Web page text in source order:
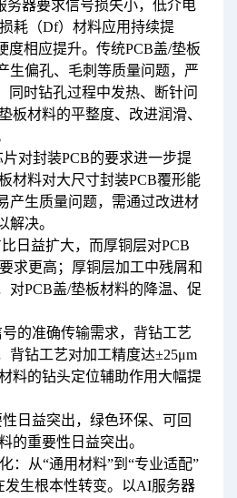
务器要求信号损失小，低介电
耗（Df）材料应用持续提
度相应提升。传统PCB盖/垫板
生偏孔、毛刺等质量问题，严
同时钻孔过程中发热、断针问
板材料的平整度、改进润滑、
对封装PCB的要求进一步提
材料对大尺寸封装PCB覆形能
产生质量问题，需通过改进材
解决。
日益扩大，而厚铜层对PCB
求更高；厚铜层加工中残屑和
对PCB盖/垫板材料的降温、促
的准确传输需求，背钻工艺
背钻工艺对加工精度达±25μm
料的钻头定位辅助作用大幅提
日益突出，绿色环保、可回
的重要性日益突出。
：从“通用材料”到“专业适配”
生根本性转变。 以AI服务器